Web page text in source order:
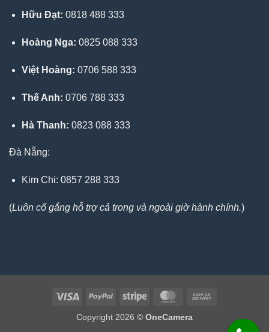
Hữu Đạt: 0818 488 333
Hoàng Nga: 0825 088 333
Việt Hoàng: 0706 588 333
Thế Anh: 0706 788 333
Hà Thanh: 0823 088 333
Đà Nẵng:
Kim Chi: 0857 288 333
(Luôn cố gắng hỗ trợ cả trong và ngoài giờ hành chính.)
Visa PayPal Stripe MasterCard
Delivery
Copyright 2026 © OneCamera